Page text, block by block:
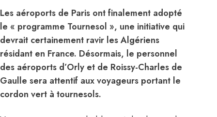
Les aéroports de Paris ont finalement adopté
le « programme Tournesol », une initiative qui
devrait certainement ravir les Algériens
résidant en France. Désormais, le personnel
des aéroports d’Orly et de Roissy-Charles de
Gaulle sera attentif aux voyageurs portant le
cordon vert à tournesols.